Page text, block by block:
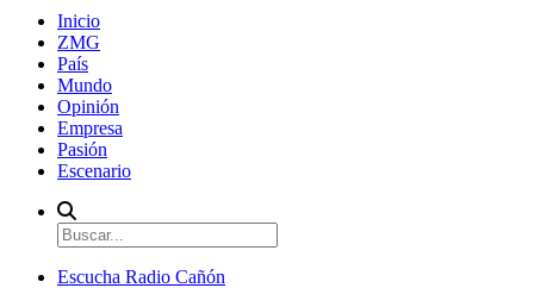
Inicio
ZMG
País
Mundo
Opinión
Empresa
Pasión
Escenario
Escucha Radio Cañón